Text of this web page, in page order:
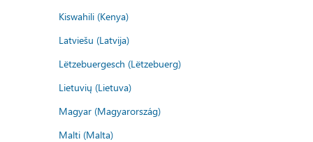
Kiswahili (Kenya)
Latviešu (Latvija)
Lëtzebuergesch (Lëtzebuerg)
Lietuvių (Lietuva)
Magyar (Magyarország)
Malti (Malta)